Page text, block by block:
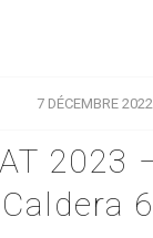
7 DÉCEMBRE 2022
/
Caldera